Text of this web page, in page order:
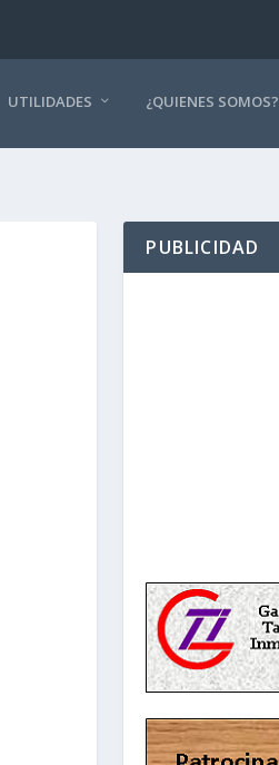
UTILIDADES ¿QUIENES SOMOS?
PUBLICIDAD